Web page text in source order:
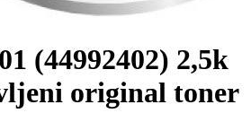
(44992402) 2,5k
original toner